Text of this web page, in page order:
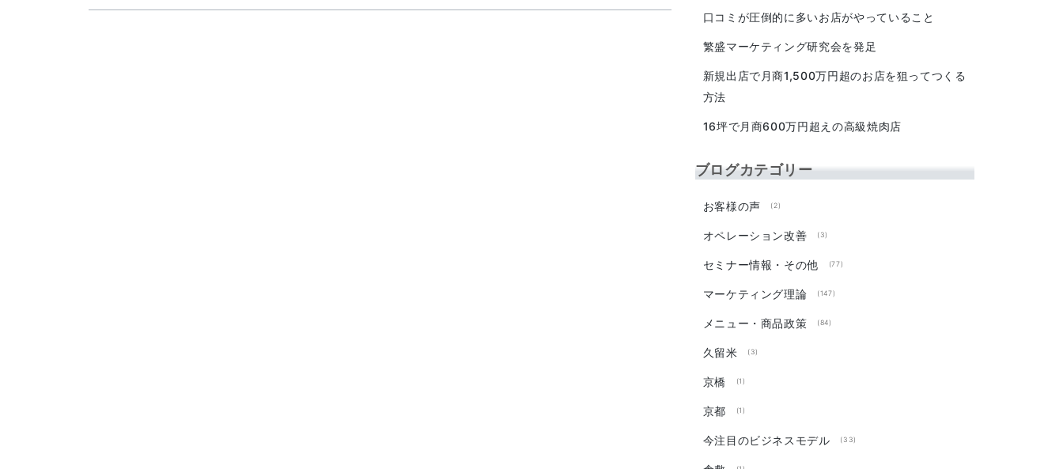
口コミが圧倒的に多いお店がやっていること
繁盛マーケティング研究会を発足
新規出店で月商1,500万円超のお店を狙ってつくる
方法
16坪で月商600万円超えの高級焼肉店
ブログカテゴリー
お客様の声 (2)
オペレーション改善 (3)
セミナー情報・その他 (77)
マーケティング理論 (147)
メニュー・商品政策 (84)
久留米 (3)
京橋 (1)
京都 (1)
今注目のビジネスモデル (33)